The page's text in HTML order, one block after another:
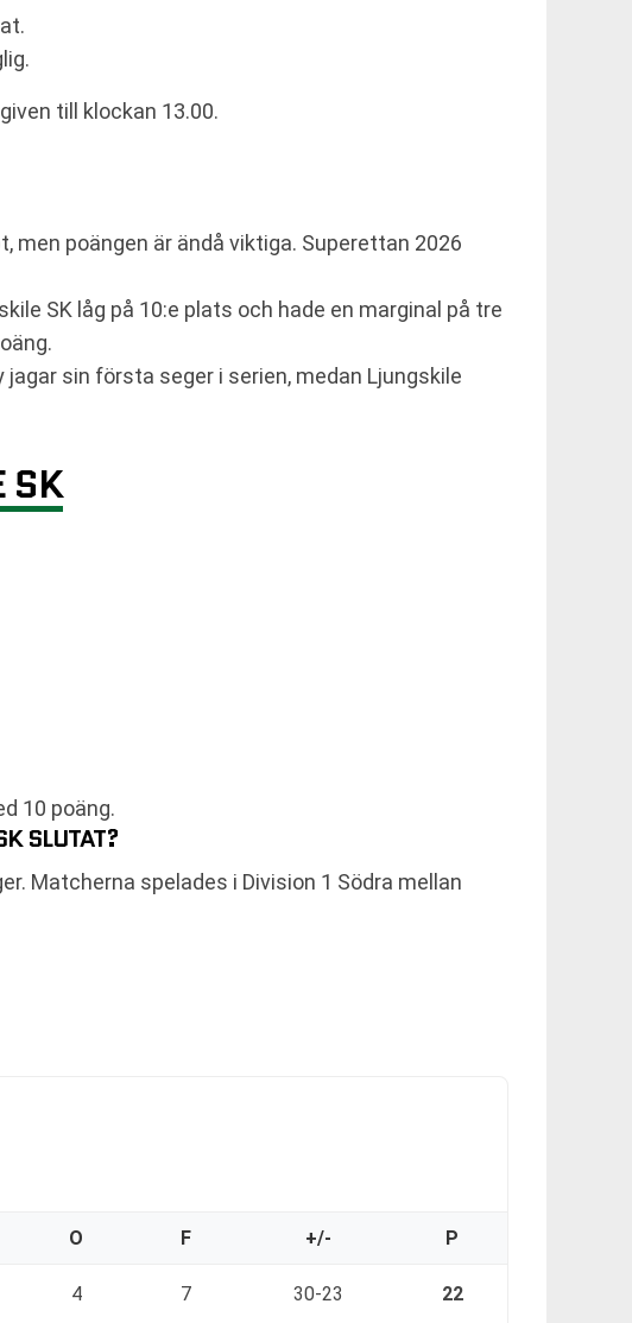
till klockan 13.00.
poängen är ändå viktiga. Superettan 2026
SK låg på 10:e plats och hade en marginal på tre
sin första seger i serien, medan Ljungskile
SK
10 poäng.
SLUTAT?
Matcherna spelades i Division 1 Södra mellan
O F +/- P
4 7 30-23 22